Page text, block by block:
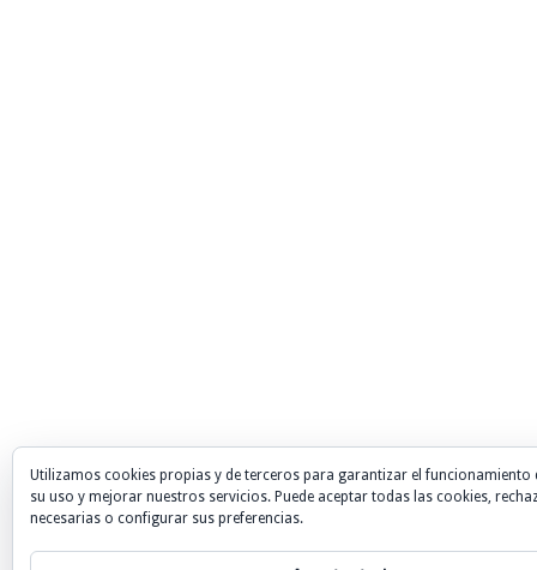
Utilizamos cookies propias y de terceros para garantizar el funcionamiento
su uso y mejorar nuestros servicios. Puede aceptar todas las cookies,
necesarias o configurar sus preferencias.